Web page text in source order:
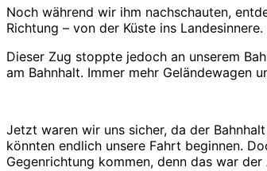
Noch während wir ihm nachschauten,
Richtung – von der Küste ins Landesinnere.
Dieser Zug stoppte jedoch an unserem
am Bahnhalt. Immer mehr Geländewagen
Jetzt waren wir uns sicher, da der
könnten endlich unsere Fahrt beginnen.
Gegenrichtung kommen, denn das war